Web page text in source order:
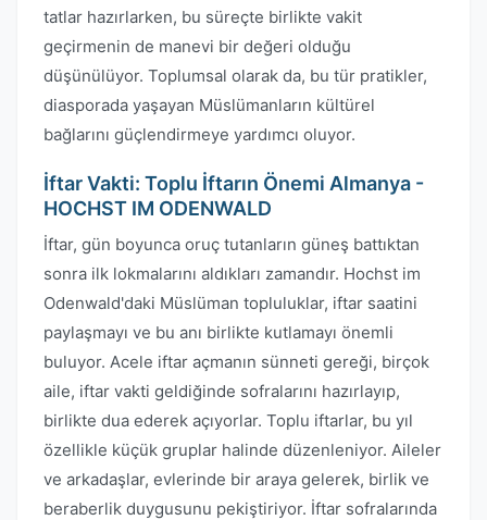
tatlar hazırlarken, bu süreçte birlikte vakit
geçirmenin de manevi bir değeri olduğu
düşünülüyor. Toplumsal olarak da, bu tür pratikler,
diasporada yaşayan Müslümanların kültürel
bağlarını güçlendirmeye yardımcı oluyor.
İftar Vakti: Toplu İftarın Önemi Almanya -
HOCHST IM ODENWALD
İftar, gün boyunca oruç tutanların güneş battıktan
sonra ilk lokmalarını aldıkları zamandır. Hochst im
Odenwald'daki Müslüman topluluklar, iftar saatini
paylaşmayı ve bu anı birlikte kutlamayı önemli
buluyor. Acele iftar açmanın sünneti gereği, birçok
aile, iftar vakti geldiğinde sofralarını hazırlayıp,
birlikte dua ederek açıyorlar. Toplu iftarlar, bu yıl
özellikle küçük gruplar halinde düzenleniyor. Aileler
ve arkadaşlar, evlerinde bir araya gelerek, birlik ve
beraberlik duygusunu pekiştiriyor. İftar sofralarında